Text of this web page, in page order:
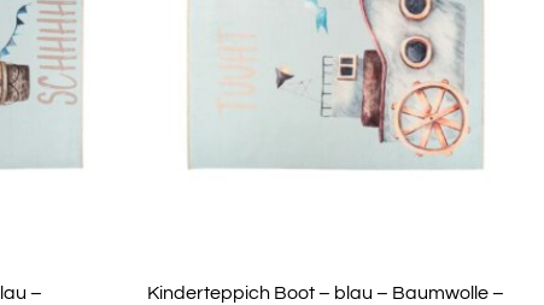
–
Kinderteppich Boot – blau – Baumwolle –